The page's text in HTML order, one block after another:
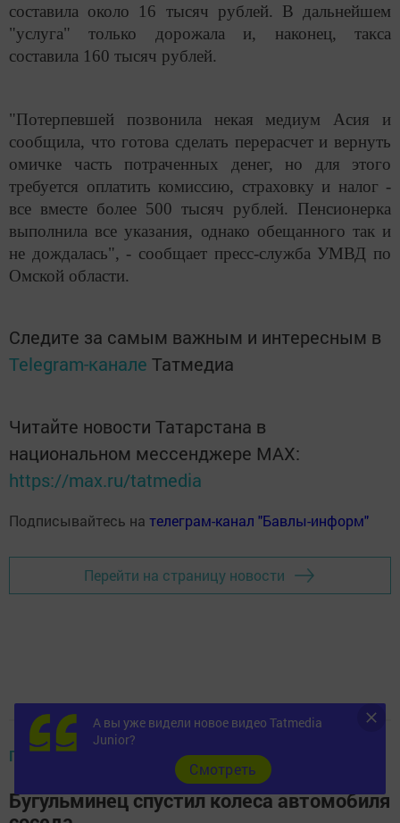
составила около 16 тысяч рублей. В дальнейшем
"услуга" только дорожала и, наконец, такса
составила 160 тысяч рублей.
"Потерпевшей позвонила некая медиум Асия и
сообщила, что готова сделать перерасчет и вернуть
омичке часть потраченных денег, но для этого
требуется оплатить комиссию, страховку и налог -
все вместе более 500 тысяч рублей. Пенсионерка
выполнила все указания, однако обещанного так и
не дождалась", - сообщает пресс-служба УМВД по
Омской области.
Следите за самым важным и интересным в
Telegram-канале Татмедиа
Читайте новости Татарстана в
национальном мессенджере MАХ:
https://max.ru/tatmedia
Подписывайтесь на телеграм-канал "Бавлы-информ"
Перейти на страницу новости
ПРОИСШЕСТВИЯ
Бугульминец спустил колеса автомобиля
А вы уже видели новое видео Tatmedia
Junior?
Cмотреть